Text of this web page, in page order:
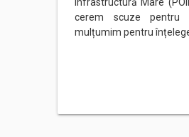
cerem scuze
mulțumim pentru